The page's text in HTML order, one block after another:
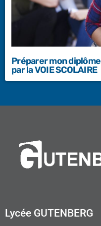
Préparer mon diplôme
par la VOIE SCOLAIRE
Lycée GUTENBERG